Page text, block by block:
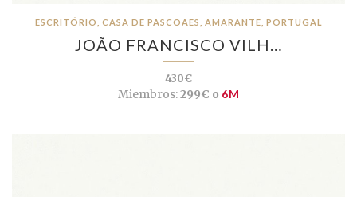
ESCRITÓRIO, CASA DE PASCOAES, AMARANTE, PORTUGAL
JOÃO FRANCISCO VILH…
430€
Miembros:299€ o 6M